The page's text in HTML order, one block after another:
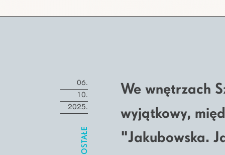
06.
10.
2025.
We wnętrzach
wyjątkowy,
"Jakubowska.